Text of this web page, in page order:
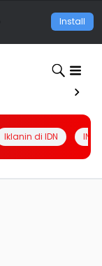
Install
Iklanin di IDN